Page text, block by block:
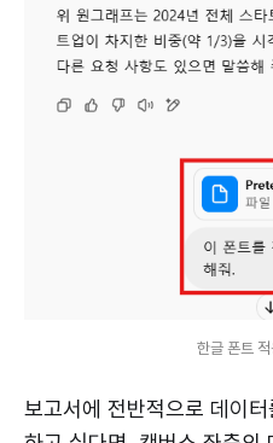
한글 폰트
보고서에 전반적으로 데이